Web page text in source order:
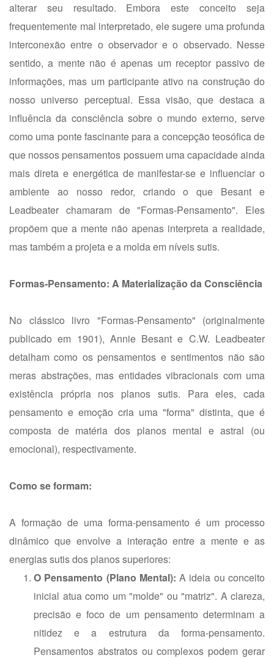
alterar seu resultado. Embora este conceito seja
frequentemente mal interpretado, ele sugere uma profunda
interconexão entre o observador e o observado. Nesse
sentido, a mente não é apenas um receptor passivo de
informações, mas um participante ativo na construção do
nosso universo perceptual. Essa visão, que destaca a
influência da consciência sobre o mundo externo, serve
como uma ponte fascinante para a concepção teosófica de
que nossos pensamentos possuem uma capacidade ainda
mais direta e energética de manifestar-se e influenciar o
ambiente ao nosso redor, criando o que Besant e
Leadbeater chamaram de "Formas-Pensamento". Eles
propõem que a mente não apenas interpreta a realidade,
mas também a projeta e a molda em níveis sutis.
Formas-Pensamento: A Materialização da Consciência
No clássico livro "Formas-Pensamento" (originalmente
publicado em 1901), Annie Besant e C.W. Leadbeater
detalham como os pensamentos e sentimentos não são
meras abstrações, mas entidades vibracionais com uma
existência própria nos planos sutis. Para eles, cada
pensamento e emoção cria uma "forma" distinta, que é
composta de matéria dos planos mental e astral (ou
emocional), respectivamente.
Como se formam:
A formação de uma forma-pensamento é um processo
dinâmico que envolve a interação entre a mente e as
energias sutis dos planos superiores:
O Pensamento (Plano Mental): A ideia ou conceito
inicial atua como um "molde" ou "matriz". A clareza,
precisão e foco de um pensamento determinam a
nitidez e a estrutura da forma-pensamento.
Pensamentos abstratos ou complexos podem gerar